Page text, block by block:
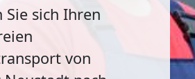
Sie sich Ihren
von